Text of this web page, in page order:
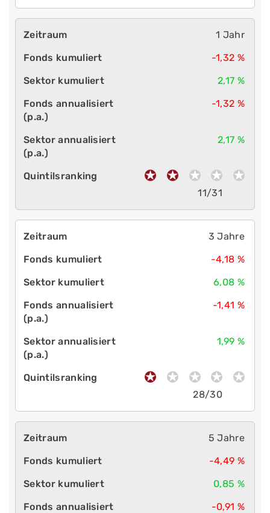
1 Jahr
-1,32 %
2,17 %
-1,32 %
2,17 %
11/31
3 Jahre
-4,18 %
6,08 %
-1,41 %
1,99 %
28/30
5 Jahre
-4,49 %
0,85 %
-0,91 %